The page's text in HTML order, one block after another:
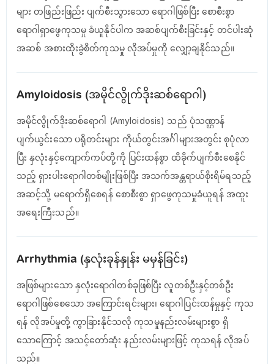
များ တဖြည်းဖြည်း ပျက်စီးသွားသော ရောဂါဖြစ်ပြီး စောစီးစွာ
ရောဂါရှာဖွေကုသမှု ခံယူနိုင်ပါက အဆစ်ပျက်စီးခြင်းနှင့် တင်ပါးဆုံ
အဆစ် အစားထိုးခွဲစိတ်ကုသမှု လိုအပ်မှုကို လျှော့ချနိုင်သည်။
Amyloidosis (အမိုင်လွိုက်ဒိုးဆစ်ရောဂါ)
အမိုင်လွိုက်ဒိုးဆစ်ရောဂါ (Amyloidosis) သည် ပုံသဏ္ဌာန်
ပျက်ယွင်းသော ပရိုတင်းများ ကိုယ်တွင်းအင်္ဂါများအတွင်း စုပုံလာ
ပြီး နှလုံးနှင့်ကျောက်ကပ်တို့ကို ပြင်းထန်စွာ ထိခိုက်ပျက်စီးစေနိုင်
သည့် ရှားပါးရောဂါတစ်မျိုးဖြစ်ပြီး အသက်အန္တရာယ်စိုးရိမ်ရသည့်
အဆင့်သို့ မရောက်ရှိစေရန် စောစီးစွာ ရှာဖွေကုသမှုခံယူရန် အထူး
အရေးကြီးသည်။
Arrhythmia (နှလုံးခုန်နှုန်း မမှန်ခြင်း)
အဖြစ်များသော နှလုံးရောဂါတစ်ခုဖြစ်ပြီး လူတစ်ဦးနှင့်တစ်ဦး
ရောဂါဖြစ်စေသော အကြောင်းရင်းများ၊ ရောဂါပြင်းထန်မှုနှင့် ကုသ
ရန် လိုအပ်မှုတို့ ကွာခြားနိုင်သလို ကုသမှုနည်းလမ်းများစွာ ရှိ
သောကြောင့် အသင့်တော်ဆုံး နည်းလမ်းများဖြင့် ကုသရန် လိုအပ်
သည်။